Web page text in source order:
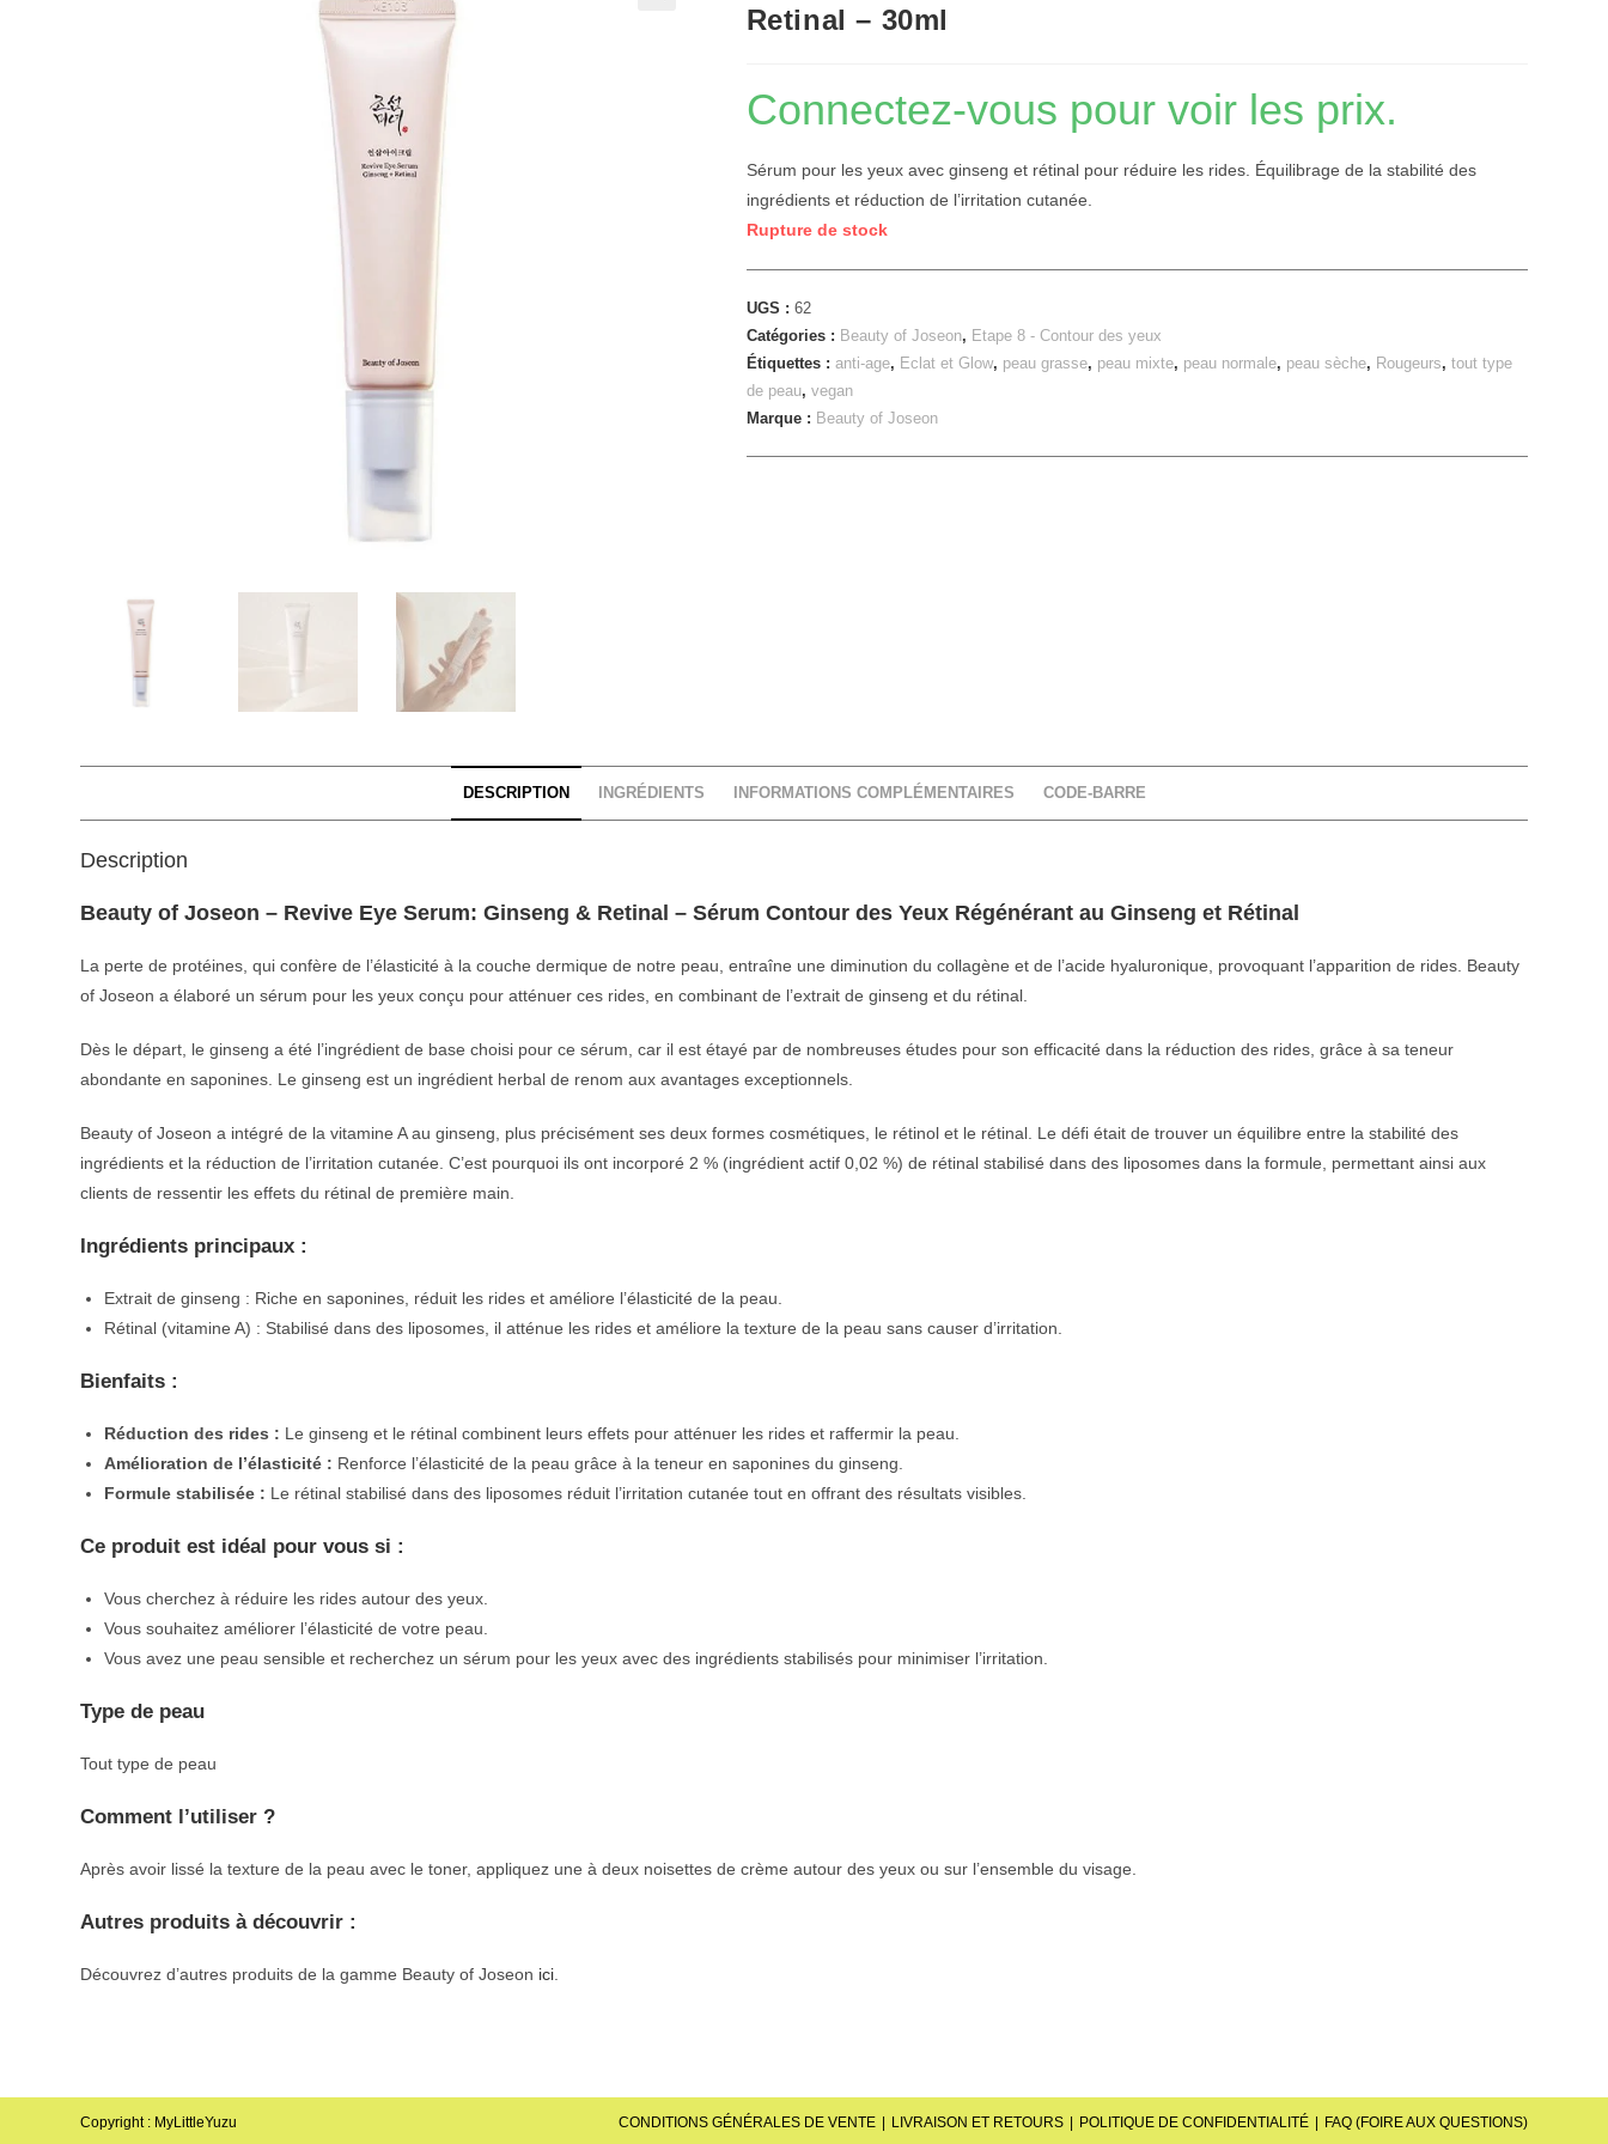
Retinal – 30ml
Connectez-vous pour voir les prix.
Sérum pour les yeux avec ginseng et rétinal pour réduire les rides. Équilibrage de la stabilité des
ingrédients et réduction de l’irritation cutanée.
Rupture de stock
UGS : 62
Catégories : Beauty of Joseon, Etape 8 - Contour des yeux
Étiquettes : anti-age, Eclat et Glow, peau grasse, peau mixte, peau normale, peau sèche, Rougeurs, tout type
de peau, vegan
Marque : Beauty of Joseon
DESCRIPTION INGRÉDIENTS INFORMATIONS COMPLÉMENTAIRES CODE-BARRE
Description
Beauty of Joseon – Revive Eye Serum: Ginseng & Retinal – Sérum Contour des Yeux Régénérant au Ginseng et Rétinal
La perte de protéines, qui confère de l’élasticité à la couche dermique de notre peau, entraîne une diminution du collagène et de l’acide hyaluronique, provoquant l’apparition de rides. Beauty
of Joseon a élaboré un sérum pour les yeux conçu pour atténuer ces rides, en combinant de l’extrait de ginseng et du rétinal.
Dès le départ, le ginseng a été l’ingrédient de base choisi pour ce sérum, car il est étayé par de nombreuses études pour son efficacité dans la réduction des rides, grâce à sa teneur
abondante en saponines. Le ginseng est un ingrédient herbal de renom aux avantages exceptionnels.
Beauty of Joseon a intégré de la vitamine A au ginseng, plus précisément ses deux formes cosmétiques, le rétinol et le rétinal. Le défi était de trouver un équilibre entre la stabilité des
ingrédients et la réduction de l’irritation cutanée. C’est pourquoi ils ont incorporé 2 % (ingrédient actif 0,02 %) de rétinal stabilisé dans des liposomes dans la formule, permettant ainsi aux
clients de ressentir les effets du rétinal de première main.
Ingrédients principaux :
Extrait de ginseng : Riche en saponines, réduit les rides et améliore l’élasticité de la peau.
Rétinal (vitamine A) : Stabilisé dans des liposomes, il atténue les rides et améliore la texture de la peau sans causer d’irritation.
Bienfaits :
Réduction des rides : Le ginseng et le rétinal combinent leurs effets pour atténuer les rides et raffermir la peau.
Amélioration de l’élasticité : Renforce l’élasticité de la peau grâce à la teneur en saponines du ginseng.
Formule stabilisée : Le rétinal stabilisé dans des liposomes réduit l’irritation cutanée tout en offrant des résultats visibles.
Ce produit est idéal pour vous si :
Vous cherchez à réduire les rides autour des yeux.
Vous souhaitez améliorer l’élasticité de votre peau.
Vous avez une peau sensible et recherchez un sérum pour les yeux avec des ingrédients stabilisés pour minimiser l’irritation.
Type de peau
Tout type de peau
Comment l’utiliser ?
Après avoir lissé la texture de la peau avec le toner, appliquez une à deux noisettes de crème autour des yeux ou sur l’ensemble du visage.
Autres produits à découvrir :
Découvrez d’autres produits de la gamme Beauty of Joseon ici
CONDITIONS GÉNÉRALES DE VENTE LIVRAISON ET RETOURS POLITIQUE DE CONFIDENTIALITÉ FAQ (FOIRE AUX QUESTIONS)
Copyright : MyLittleYuzu